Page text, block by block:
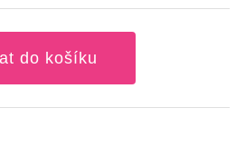
do košíku